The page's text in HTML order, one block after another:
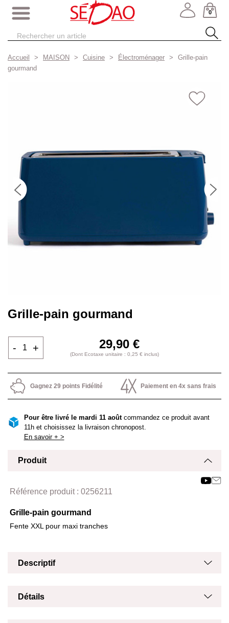
0
Accueil MAISON Cuisine Électroménager
Grille-pain
gourmand
Grille-pain gourmand
29,90 €
(Dont Ecotaxe unitaire : 0,25 € inclus)
- +
Gagnez 29 points Fidélité Paiement en 4x sans frais
Pour être livré le mardi 11 aoûtcommandez ce produit avant
11h et choisissez la livraison chronopost.
En savoir + >
Produit
Référence produit : 0256211
Grille-pain gourmand
Fente XXL pour maxi tranches
Descriptif
Détails